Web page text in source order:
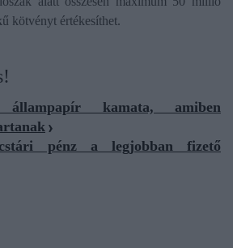
kötvényt értékesíthet.
kamata, amiben
pénz a legjobban fizető